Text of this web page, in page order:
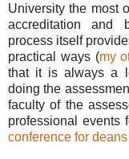
University the most
accreditation and
process itself
practical ways (my
that it is always a
doing the
faculty of the
professional events
conference for